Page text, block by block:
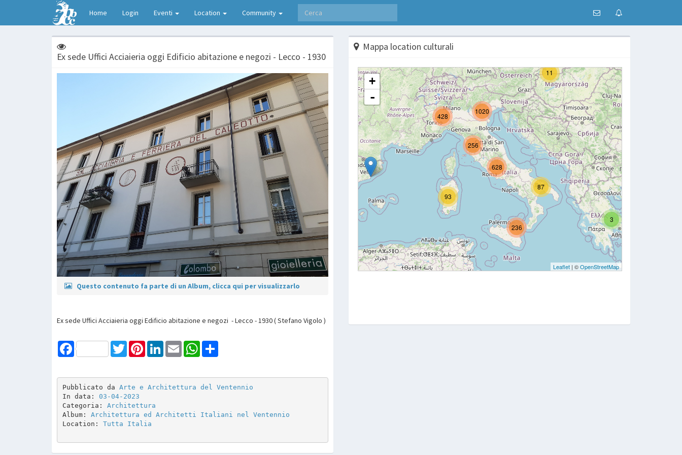
Home Login Eventi Location Community
Ex sede Uffici Acciaieria oggi Edificio abitazione e negozi - Lecco - 1930
Questo contenuto fa parte di un Album, clicca qui per visualizzarlo
Ex sede Uffici Acciaieria oggi Edificio abitazione e negozi - Lecco - 1930 ( Stefano Vigolo )
Facebook TwitterPinterestLinkedInEmail WhatsApp
Pubblicato da Arte e Architettura del Ventennio
In data: 03-04-2023
Categoria: Architettura
Album: Architettura ed Architetti Italiani nel Ventennio
Location: Tutta Italia
Mappa location culturali